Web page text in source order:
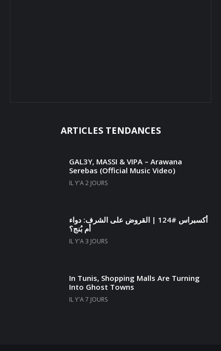
ARTICLES TENDANCES
GAL3Y, MASSI & VIPA – Arawana
Serebas (Official Music Video)
IL Y'A 2 JOURS
أكسبراس #124 | القروض على الشرف: دواء
أم بُنج؟
IL Y'A 3 JOURS
In Tunis, Shopping Malls Are Turning
Into Ghost Towns
IL Y'A 7 JOURS